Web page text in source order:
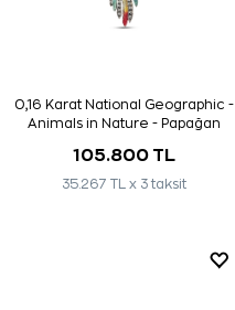
0,16 Karat National Geographic -
Animals in Nature - Papağan
105.800 TL
35.267 TL x 3 taksit